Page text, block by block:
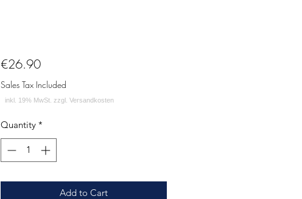
€26.90Price
Sales Tax Included
Quantity *
Add to Cart